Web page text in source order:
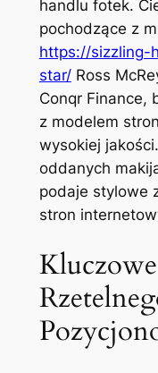
handlu fotek.
pochodzące z
https://sizzling-
star/Ross
Conqr Finance,
z modelem
wysokiej
oddanych
podaje stylowe
stron